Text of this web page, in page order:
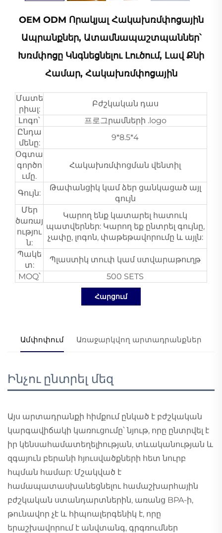
OEM ODM Որակյալ Հակախռմփոցային
Ապրանքներ, Ատամնապաշտպաններ՝
Խռմփոցը Կնգնեցնելու Լուծում, Լավ Քնի
Համար, Հակախռմփոցային
Մատե
րիալ:
Բժշկական դաս
Լոգո՝
프로그րամների .logo
Ընդա
մենը:
9*8.5*4
Օգտա
գործո
ւմը.
Հակախռմփոցման վենտիլ
Գույն:
Թափանցիկ կամ ձեր ցանկացած այլ
գույն
Մեր
ծառայ
ությու
ն:
Կարող ենք կատարել հատուկ
պատվերներ: Կարող եք ընտրել գույնը,
չափը, լոգոն, փաթեթավորումը և այլն:
Պակե
տ:
Պլաստիկ տուփ կամ ստվարաթուղթ
MOQ՝
500 SETS
Հարցում
Ամփոփում Առաջարկվող արտադրանքներ
Ինչու ընտրել մեզ
Այս արտադրանքի հիմքում ընկած է բժշկական
կարգավիճակի կառուցումը՝ նյութ, որը ընտրվել է
իր կենսահամատեղելիության, տևականության և
զգայուն բերանի հյուսվածքների հետ նուրբ
հպման համար: Մշակված է
համապատասխանեցնելու համաշխարհային
բժշկական ստանդարտներին, առանց BPA-ի,
թունավոր չէ և հիպոալերգենիկ է, որը
երաշխավորում է անվտանգ, գրգռումներ